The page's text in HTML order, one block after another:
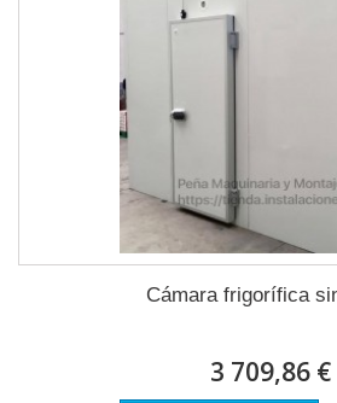
Cámara frigorífica
3 709,86 €